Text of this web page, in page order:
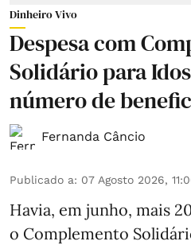
Dinheiro Vivo
Despesa com
Solidário para
número de
Fernanda Câncio
Publicado a: 07 Agosto 2026,
Havia, em junho, mais
o Complemento